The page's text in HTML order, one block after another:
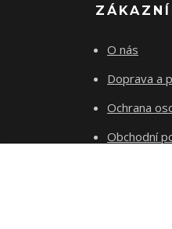
O nás
Doprava a
Ochrana
Obchodní